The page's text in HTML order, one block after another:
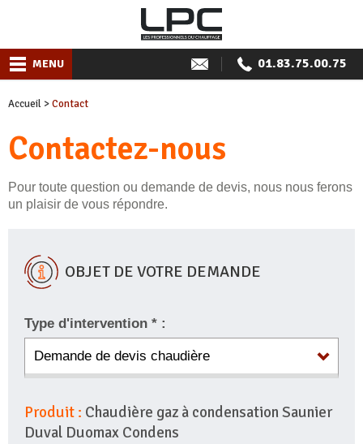
MENU 01.83.75.00.75
Accueil >Contact
Contactez-nous
Pour toute question ou demande de devis, nous nous ferons
un plaisir de vous répondre.
OBJET DE VOTRE DEMANDE
Type d'intervention * :
Produit : Chaudière gaz à condensation Saunier
Duval Duomax Condens